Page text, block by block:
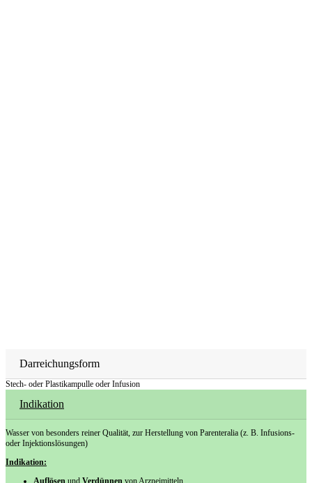
Darreichungsform
Stech- oder Plastikampulle oder Infusion
Indikation
Wasser von besonders reiner Qualität, zur Herstellung von Parenteralia (z. B. Infusions-
oder Injektionslösungen)
Indikation:
Auflösen und Verdünnen von Arzneimitteln